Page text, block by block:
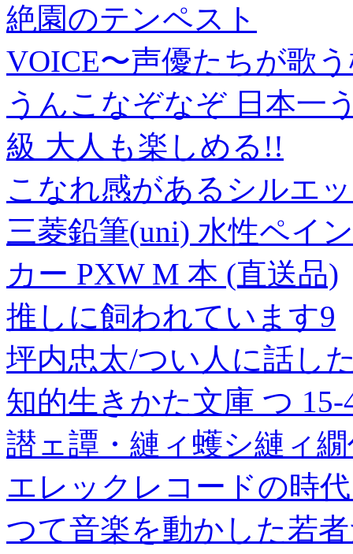
絶園のテンペスト
VOICE〜声優たちが歌
うんこなぞなぞ 日本一
級 大人も楽しめる!!
こなれ感があるシルエ
三菱鉛筆(uni) 水性ペイ
カー PXW M 本 (直送品)
推しに飼われています9
坪内忠太/つい人に話し
知的生きかた文庫 つ 15-
譛ェ譚・縺ィ蠖シ縺ィ
エレックレコードの時
つて音楽を動かした若